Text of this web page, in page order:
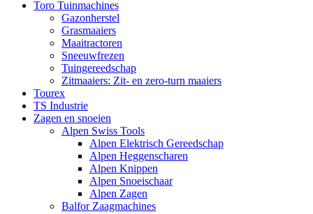
Toro Tuinmachines
Gazonherstel
Grasmaaiers
Maaitractoren
Sneeuwfrezen
Tuingereedschap
Zitmaaiers: Zit- en zero-turn maaiers
Tourex
TS Industrie
Zagen en snoeien
Alpen Swiss Tools
Alpen Elektrisch Gereedschap
Alpen Heggenscharen
Alpen Knippen
Alpen Snoeischaar
Alpen Zagen
Balfor Zaagmachines